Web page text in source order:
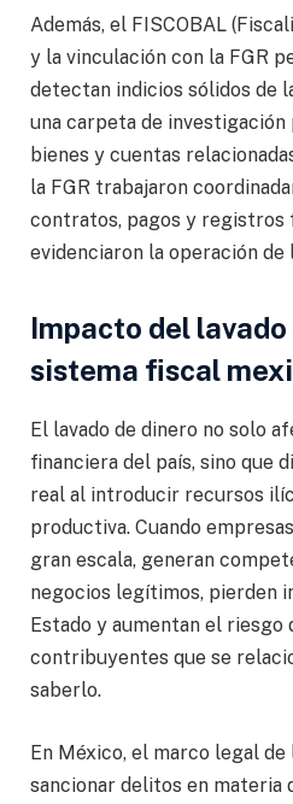
Además, el FISCOBAL
y la vinculación con la FGR
detectan indicios sólidos de
una carpeta de investigación
bienes y cuentas
la FGR trabajaron
contratos, pagos y registros
evidenciaron la operación
Impacto del
sistema fiscal
El lavado de dinero no solo
financiera del país, sino que
real al introducir recursos
productiva. Cuando
gran escala, generan
negocios legítimos, pierden
Estado y aumentan el riesgo
contribuyentes que se
saberlo.
En México, el marco legal
sancionar delitos en materia